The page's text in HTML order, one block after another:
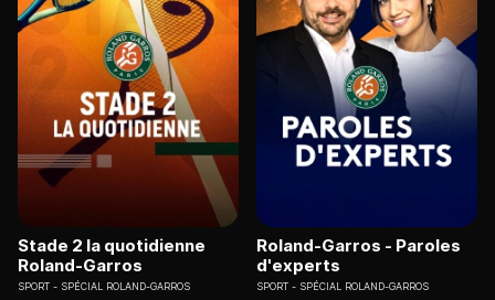
Stade 2 la quotidienne
Roland-Garros
SPORT SPÉCIAL ROLAND-GARROS
Roland-Garros - Paroles
d'experts
SPORT SPÉCIAL ROLAND-GARROS